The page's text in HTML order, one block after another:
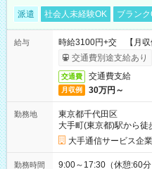
派遣 社会人未経験OK ブラン
給与
時給3100円+交 【月収
交通費別途支給あり
交通費 交通費支給
月収例 30万円～
勤務地
東京都千代田区
大手町(東京都)駅から徒
大手通信サービス企業
勤務時間 9:00～17:30（休憩:60分